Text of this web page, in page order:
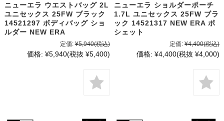
ニューエラ ウエストバッグ 2L
ユニセックス 25FW ブラック
14521297 ボディバッグ ショ
ルダー NEW ERA
定価: ¥5,940(税込)
価格: ¥5,940(税抜 ¥5,400)
ニューエラ ショルダーポーチ
1.7L ユニセックス 25FW ブラ
ック 14521317 NEW ERA ポ
シェット
定価: ¥4,400(税込)
価格: ¥4,400(税抜 ¥4,000)